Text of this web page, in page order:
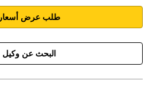
طلب عرض أسعار
البحث عن وكيل